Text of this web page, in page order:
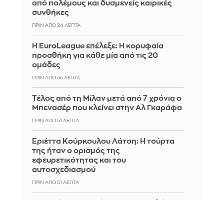
από πολέμους και δυσμενείς καιρικές
συνθήκες
ΠΡΙΝ ΑΠΌ 24 ΛΕΠΤΆ
Η EuroLeague επέλεξε: Η κορυφαία
προσθήκη για κάθε μία από τις 20
ομάδες
ΠΡΙΝ ΑΠΌ 35 ΛΕΠΤΆ
Τέλος από τη Μίλαν μετά από 7 χρόνια ο
Μπενασέρ που κλείνει στην Αλ Γκαράφα
ΠΡΙΝ ΑΠΌ 51 ΛΕΠΤΆ
Εριέττα Κούρκουλου Λάτση: Η τούρτα
της ήταν ο ορισμός της
εφευρετικότητας και του
αυτοσχεδιασμού
ΠΡΙΝ ΑΠΌ 51 ΛΕΠΤΆ